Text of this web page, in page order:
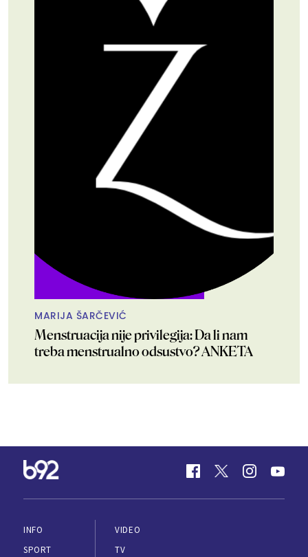
MARIJA ŠARČEVIĆ
Menstruacija nije privilegija: Da li nam
treba menstrualno odsustvo? ANKETA
INFO
SPORT
VIDEO
TV